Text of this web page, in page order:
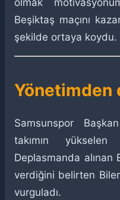
olmak
Beşiktaş maçını
şekilde ortaya koydu.
Yönetimden
Samsunspor
takımın
Deplasmanda alınan
verdiğini belirten
vurguladı.